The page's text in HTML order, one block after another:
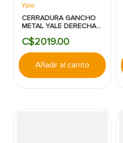
Yale
CERRADURA GANCHO
METAL YALE DERECHA
C$2019.00
Añadir al carrito